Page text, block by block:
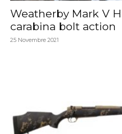
Weatherby Mark V
carabina bolt action
25 Novembre 2021